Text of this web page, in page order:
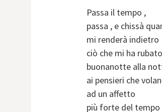
Passa il tempo ,
passa , e chissà
mi renderà indietro
ciò che mi ha
buonanotte alla
ai pensieri che
ad un affetto
più forte del tempo